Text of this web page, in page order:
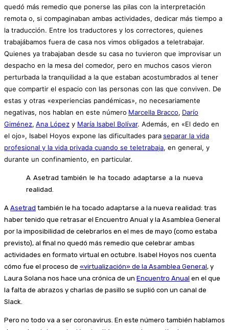
quedó más remedio que ponerse las pilas con la interpretación
remota o, si compaginaban ambas actividades, dedicar más tiempo a
la traducción. Entre los traductores y los correctores, quienes
trabajábamos fuera de casa nos vimos obligados a teletrabajar.
Quienes ya trabajaban desde su casa no tuvieron que improvisar un
despacho en la mesa del comedor, pero en muchos casos vieron
perturbada la tranquilidad a la que estaban acostumbrados al tener
que compartir el espacio con las personas con las que conviven. De
estas y otras «experiencias pandémicas», no necesariamente
negativas, nos hablan en este número Marcella Bracco, Darío
Giménez, Ana López y María Isabel Bolívar. Además, en «El dedo en
el ojo», Isabel Hoyos expone las dificultades paraseparar la vida
profesional y la vida privada cuando se teletrabaja, en general, y
durante un confinamiento, en particular.
A Asetrad también le ha tocado adaptarse a la nueva
realidad.
A Asetrad también le ha tocado adaptarse a la nueva realidad: tras
haber tenido que retrasar el Encuentro Anual y la Asamblea General
por la imposibilidad de celebrarlos en el mes de mayo (como estaba
previsto), al final no quedó más remedio que celebrar ambas
actividades en formato virtual en octubre. Isabel Hoyos nos cuenta
cómo fue el proceso de «virtualización» de la Asamblea General, y
Laura Solana nos hace una crónica de un Encuentro Anual en el que
la falta de abrazos y charlas de pasillo se suplió con un canal de
Slack.
Pero no todo va a ser coronavirus. En este número también hablamos